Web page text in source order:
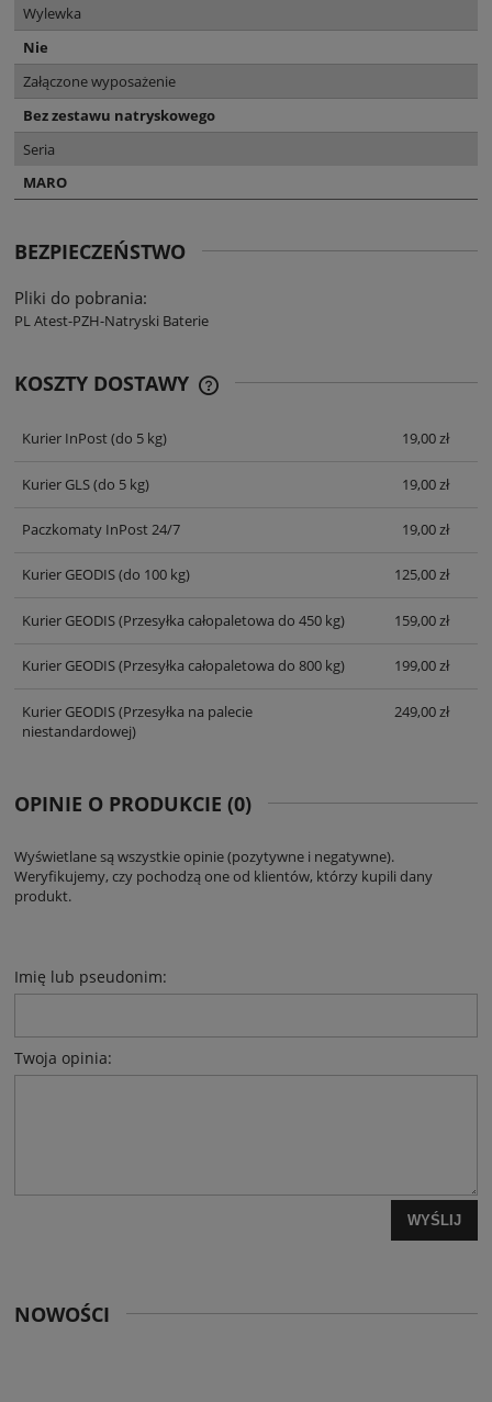
Wylewka
Nie
Załączone wyposażenie
Bez zestawu natryskowego
Seria
MARO
BEZPIECZEŃSTWO
Pliki do pobrania:
PL Atest-PZH-Natryski Baterie
KOSZTY DOSTAWY
Kurier InPost(do 5 kg) 19,00 zł
Kurier GLS(do 5 kg) 19,00 zł
Paczkomaty InPost 24/7 19,00 zł
Kurier GEODIS(do 100 kg) 125,00 zł
Kurier GEODIS(Przesyłka całopaletowa do 450 kg) 159,00 zł
Kurier GEODIS(Przesyłka całopaletowa do 800 kg) 199,00 zł
Kurier GEODIS(Przesyłka na palecie
niestandardowej)
249,00 zł
OPINIE O PRODUKCIE (0)
Wyświetlane są wszystkie opinie (pozytywne i negatywne).
Weryfikujemy, czy pochodzą one od klientów, którzy kupili dany
produkt.
Imię lub pseudonim:
Twoja opinia:
WYŚLIJ
NOWOŚCI